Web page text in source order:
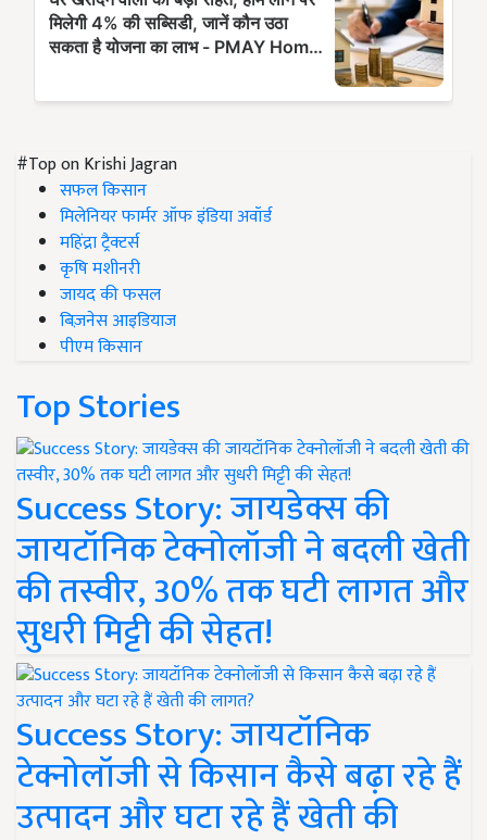
#Top on Krishi Jagran
सफल किसान
मिलेनियर फार्मर ऑफ इंडिया अवॉर्ड
महिंद्रा ट्रैक्टर्स
कृषि मशीनरी
जायद की फसल
बिज़नेस आइडियाज
पीएम किसान
Top Stories
Success Story: जायडेक्स की
जायटॉनिक टेक्नोलॉजी ने बदली खेती
की तस्वीर, 30% तक घटी लागत और
सुधरी मिट्टी की सेहत!
Success Story: जायटॉनिक
टेक्नोलॉजी से किसान कैसे बढ़ा रहे हैं
उत्पादन और घटा रहे हैं खेती की